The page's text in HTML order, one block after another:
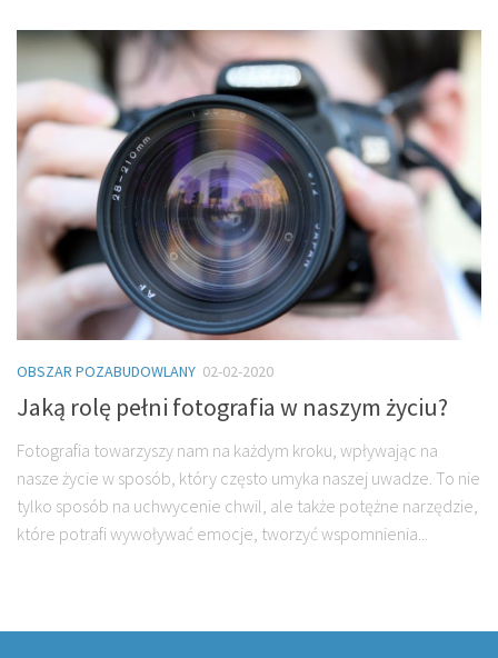
OBSZAR POZABUDOWLANY 02-02-2020
Jaką rolę pełni fotografia w naszym życiu?
Fotografia towarzyszy nam na każdym kroku, wpływając na
nasze życie w sposób, który często umyka naszej uwadze. To nie
tylko sposób na uchwycenie chwil, ale także potężne narzędzie,
które potrafi wywoływać emocje, tworzyć wspomnienia...